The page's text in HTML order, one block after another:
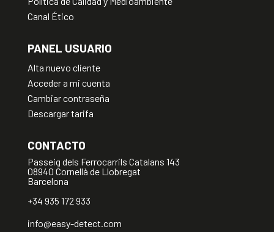
Canal Ético
PANEL USUARIO
Alta nuevo cliente
Acceder a mi cuenta
Cambiar contraseña
Descargar tarifa
CONTACTO
Passeig dels Ferrocarrils Catalans 143
08940 Cornellà de Llobregat
Barcelona
+34 935 172 933
info@easy-detect.com